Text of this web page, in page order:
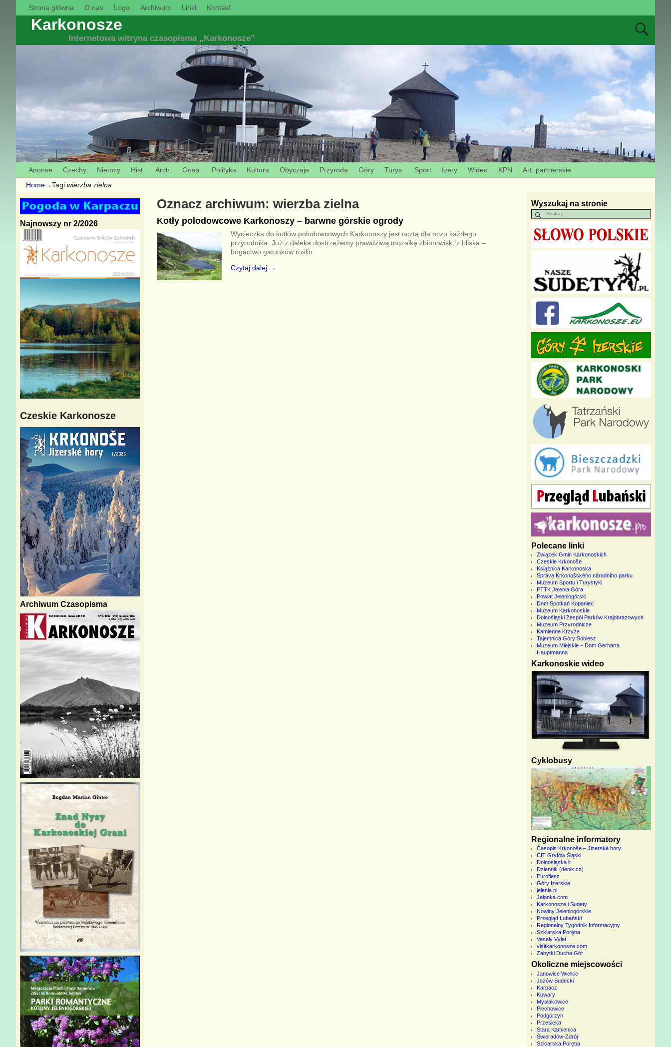
Strona główna O nas Logo Archiwum Linki Kontakt
Karkonosze
Internetowa witryna czasopisma „Karkonosze”
Anonse Czechy Niemcy Hist. Arch. Gosp. Polityka Kultura Obyczaje Przyroda Góry Turys. Sport Izery Wideo KPN
Art. partnerskie
Home→Tagi wierzba zielna
Oznacz archiwum: wierzba zielna
Kotły polodowcowe Karkonoszy – barwne górskie ogrody
Wycieczka do kotłów polodowcowych Karkonoszy jest ucztą dla oczu każdego
przyrodnika. Już z daleka dostrzeżemy prawdziwą mozaikę zbiorowisk, z bliska –
bogactwo gatunków roślin.
Czytaj dalej →
Najnowszy nr 2/2026
Czeskie Karkonosze
Archiwum Czasopisma
Wyszukaj na stronie
Polecane linki
Związek Gmin Karkonoskich
Czeskie Krkonoše
Książnica Karkonoska
Správa Krkonošského národního parku
Muzeum Sportu i Turystyki
PTTK Jelenia Góra
Powiat Jeleniogórski
Dom Spotkań Kopaniec
Muzeum Karkonoskie
Dolnośląski Zespół Parków Krajobrazowych
Muzeum Przyrodnicze
Kamienne Krzyże
Tajemnica Góry Sobiesz
Muzeum Miejskie – Dom Gerharta
Hauptmanna
Karkonoskie wideo
Cyklobusy
Regionalne informatory
Časopis Krkonoše – Jizerské hory
CIT Gryfów Śląski
Dolnośląska it
Dziennik (denik.cz)
Euroflesz
Góry Izerskie
jelenia.pl
Jelonka.com
Karkonosze i Sudety
Nowiny Jeleniogórskie
Przegląd Lubański
Regionalny Tygodnik Informacyjny
Szklarska Poręba
Vesely Vylet
visitkarkonosze.com
Zabytki Ducha Gór
Okoliczne miejscowości
Janowice Wielkie
Jeżów Sudecki
Karpacz
Kowary
Mysłakowice
Piechowice
Podgórzyn
Przesieka
Stara Kamienica
Świeradów-Zdrój
Szklarska Poręba